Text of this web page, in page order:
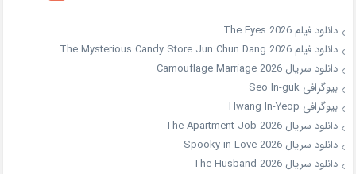
دانلود فیلم The Eyes 2026
دانلود فیلم The Mysterious Candy Store Jun Chun Dang 2026
دانلود سریال Camouflage Marriage 2026
بیوگرافی Seo In-guk
بیوگرافی Hwang In-Yeop
دانلود سریال The Apartment Job 2026
دانلود سریال Spooky in Love 2026
دانلود سریال The Husband 2026